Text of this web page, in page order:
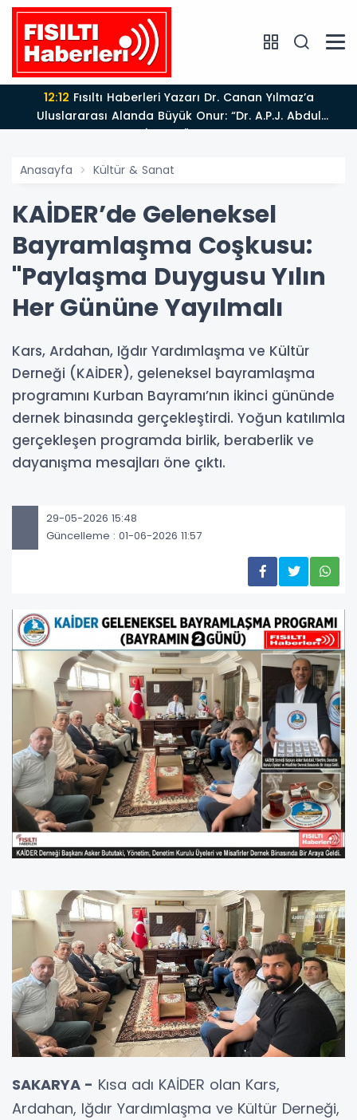
12:12
Uluslararası Alanda Büyük Onur: “Dr. A.P.J. Abdul
Kalam İlham Ödülü 2026”
Anasayfa Kültür & Sanat
KAİDER’de Geleneksel
Bayramlaşma Coşkusu:
"Paylaşma Duygusu Yılın
Her Gününe Yayılmalı
Kars, Ardahan, Iğdır Yardımlaşma ve Kültür
Derneği (KAİDER), geleneksel bayramlaşma
programını Kurban Bayramı’nın ikinci gününde
dernek binasında gerçekleştirdi. Yoğun katılımla
gerçekleşen programda birlik, beraberlik ve
dayanışma mesajları öne çıktı.
29-05-2026 15:48
Güncelleme : 01-06-2026 11:57
SAKARYA - Kısa adı KAİDER olan Kars,
Ardahan, Iğdır Yardımlaşma ve Kültür Derneği,